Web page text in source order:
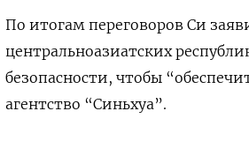
По итогам переговоров Си
центральноазиатских
безопасности, чтобы
агентство “Синьхуа”.